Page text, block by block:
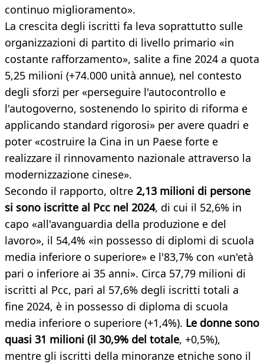
continuo miglioramento».
La crescita degli iscritti fa leva soprattutto sulle
organizzazioni di partito di livello primario «in
costante rafforzamento», salite a fine 2024 a quota
5,25 milioni (+74.000 unità annue), nel contesto
degli sforzi per «perseguire l'autocontrollo e
l'autogoverno, sostenendo lo spirito di riforma e
applicando standard rigorosi» per avere quadri e
poter «costruire la Cina in un Paese forte e
realizzare il rinnovamento nazionale attraverso la
modernizzazione cinese».
Secondo il rapporto, oltre 2,13 milioni di persone
si sono iscritte al Pcc nel 2024, di cui il 52,6% in
capo «all'avanguardia della produzione e del
lavoro», il 54,4% «in possesso di diplomi di scuola
media inferiore o superiore» e l'83,7% con «un'età
pari o inferiore ai 35 anni». Circa 57,79 milioni di
iscritti al Pcc, pari al 57,6% degli iscritti totali a
fine 2024, è in possesso di diploma di scuola
media inferiore o superiore (+1,4%). Le donne sono
quasi 31 milioni (il 30,9% del totale, +0,5%),
mentre gli iscritti della minoranze etniche sono il